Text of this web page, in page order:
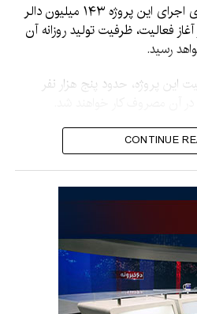
به گفته او، شرکت قراردادی برای اجرای این پروژه ۱۴۳ میلیون دالر
فعالیت، ظرفیت تولید روزانه آن
رسید.
این پروژه، حدود پنج هزار نفر
اقتصادی و معاون اداری
کابینه امارت اسلامی نیز حضور
بزرگ صنعتی کشور به شمار می‌رود
آغاز استخراج و تولید سمنت از
۳۰ کیلومتری غرب شهر هرات، در ولسوالی
CONTINUE